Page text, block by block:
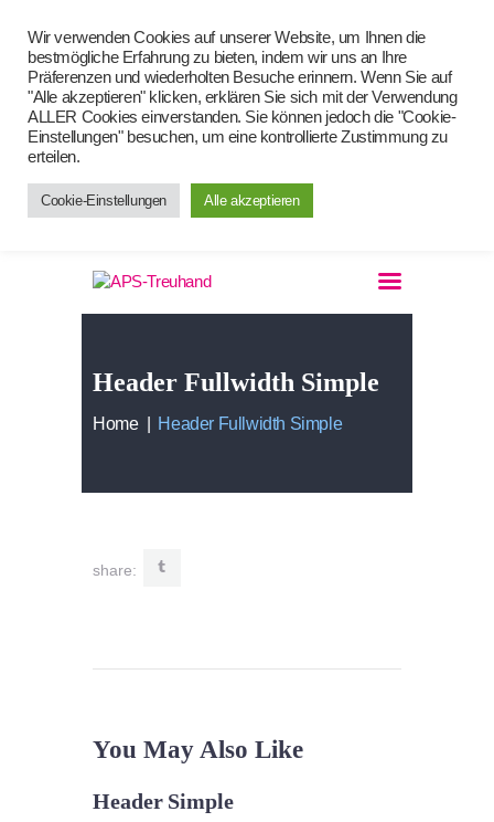
APS-TREUHAND
Steuerberatungsgesellschaft MBH
Leistungen
Das Team
byadmin 11. Januar 2018
0Likes
Header Fullwidth Simple
Home Header Fullwidth Simple
share:
You May Also Like
Header Simple
Wir verwenden Cookies auf unserer Website, um Ihnen die
bestmögliche Erfahrung zu bieten, indem wir uns an Ihre
Präferenzen und wiederholten Besuche erinnern. Wenn Sie auf
"Alle akzeptieren" klicken, erklären Sie sich mit der Verwendung
ALLER Cookies einverstanden. Sie können jedoch die "Cookie-
Einstellungen" besuchen, um eine kontrollierte Zustimmung zu
erteilen.
Cookie-Einstellungen Alle akzeptieren